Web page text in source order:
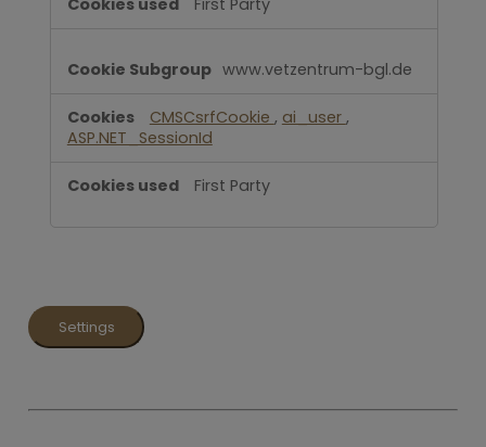
First Party
www.vetzentrum-bgl.de
CMSCsrfCookie , ai_user ,
ASP.NET_SessionId
First Party
Settings